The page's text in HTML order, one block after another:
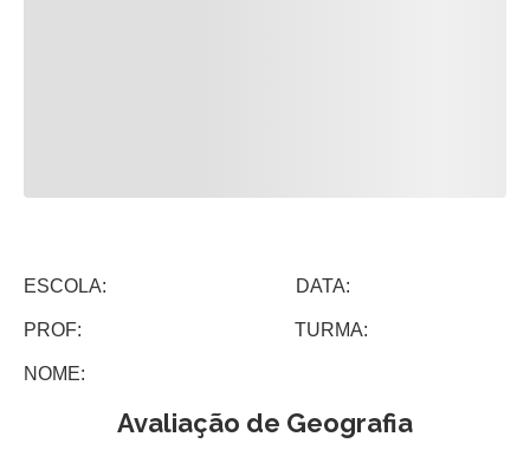
ESCOLA: DATA:
PROF: TURMA:
NOME:
Avaliação de Geografia